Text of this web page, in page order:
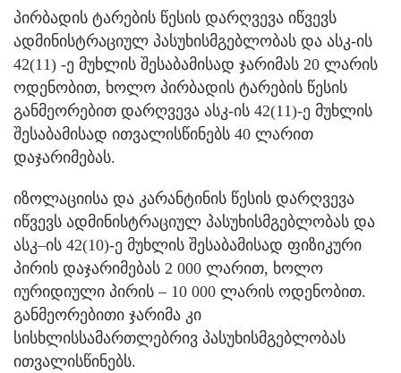
პირბადის ტარების წესის დარღვევა იწვევს
ადმინისტრაციულ პასუხისმგებლობას და ასკ-ის
42(11) -ე მუხლის შესაბამისად ჯარიმას 20 ლარის
ოდენობით, ხოლო პირბადის ტარების წესის
განმეორებით დარღვევა ასკ-ის 42(11)-ე მუხლის
შესაბამისად ითვალისწინებს 40 ლარით
დაჯარიმებას.
იზოლაციისა და კარანტინის წესის დარღვევა
იწვევს ადმინისტრაციულ პასუხისმგებლობას და
ასკ–ის 42(10)-ე მუხლის შესაბამისად ფიზიკური
პირის დაჯარიმებას 2 000 ლარით, ხოლო
იურიდიული პირის – 10 000 ლარის ოდენობით.
განმეორებითი ჯარიმა კი
სისხლისსამართლებრივ პასუხისმგებლობას
ითვალისწინებს.